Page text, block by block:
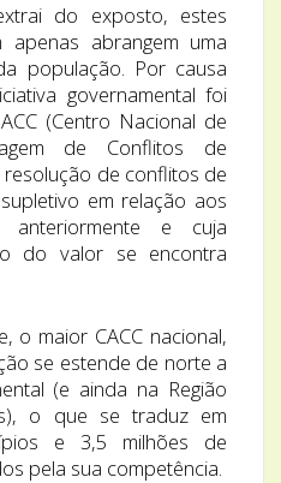
do exposto, estes
abrangem uma
população. Por causa
governamental foi
(Centro Nacional de
de Conflitos de
de conflitos de
em relação aos
e cuja
do valor se encontra
o maior CACC nacional,
se estende de norte a
(e ainda na Região
o que se traduz em
e 3,5 milhões de
pela sua competência.